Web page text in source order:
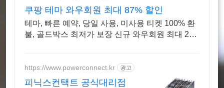
쿠팡 테마 와우회원 최대 87% 할인
테마, 빠른 예약, 당일 사용, 미사용 티켓 100% 환
불, 골드박스 최저가 보장 신규 와우회원 최대 2만
https://www.powerconnect.kr 광고
피닉스컨택트 공식대리점